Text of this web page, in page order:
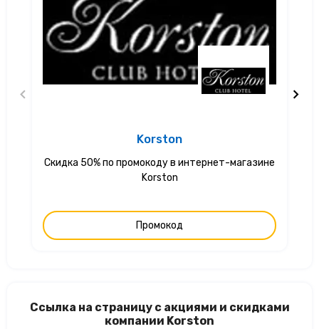
Korston
Скидка 50% по промокоду в интернет-магазине
Korston
Промокод
Ссылка на страницу с акциями и скидками
компании Korston